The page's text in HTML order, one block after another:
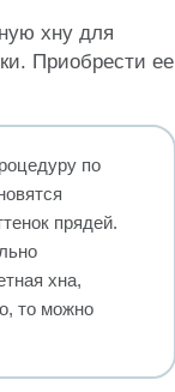
хну для
Приобрести ее
по
прядей.
хна,
то можно